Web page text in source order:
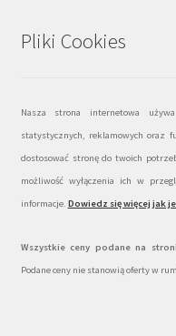
Pliki Cookies
Nasza strona internetowa
statystycznych, reklamowych oraz
dostosować stronę do twoich
możliwość wyłączenia ich w
informacje. Dowiedz się więcej jak je
Wszystkie ceny podane na
Podane ceny nie stanowią oferty w